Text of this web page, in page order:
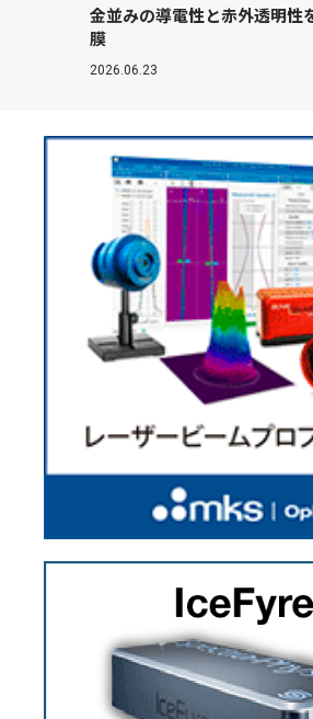
金並みの導電性と赤外透明性
膜
2026.06.23